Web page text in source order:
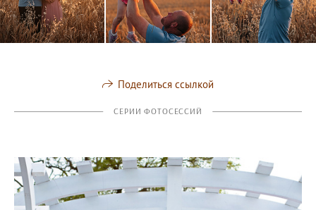
Поделиться ссылкой
СЕРИИ ФОТОСЕССИЙ